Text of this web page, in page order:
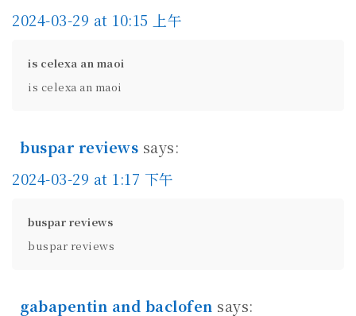
2024-03-29 at 10:15 上午
is celexa an maoi
is celexa an maoi
buspar reviews says:
2024-03-29 at 1:17 下午
buspar reviews
buspar reviews
gabapentin and baclofen says: